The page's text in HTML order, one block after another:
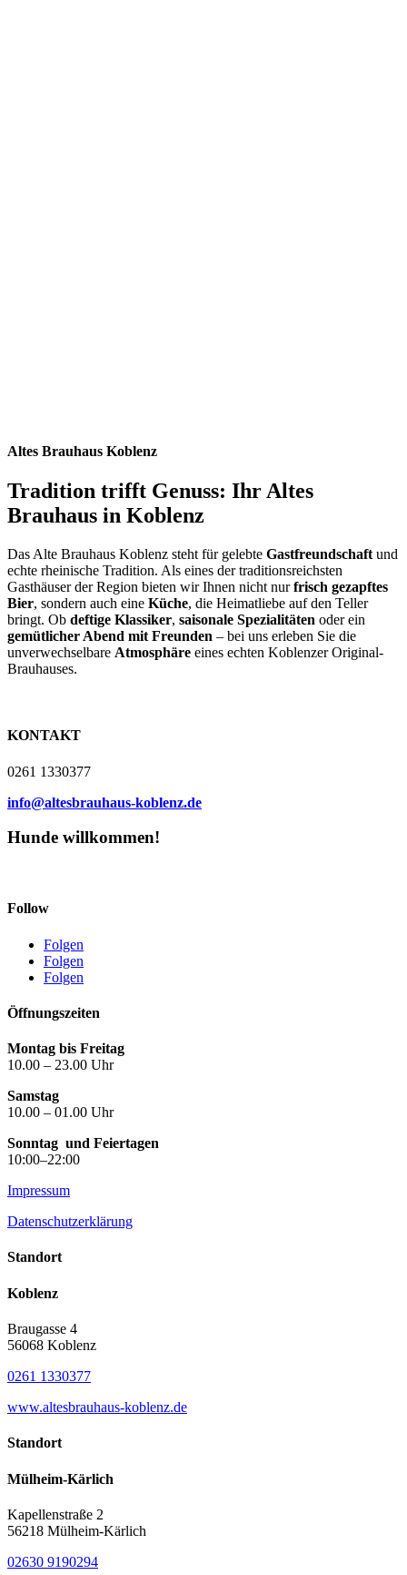
Altes Brauhaus Koblenz
Tradition trifft Genuss: Ihr Altes
Brauhaus in Koblenz
Das Alte Brauhaus Koblenz steht für gelebte Gastfreundschaft und
echte rheinische Tradition. Als eines der traditionsreichsten
Gasthäuser der Region bieten wir Ihnen nicht nurfrisch gezapftes
Bier, sondern auch eine Küche, die Heimatliebe auf den Teller
bringt. Ob deftige Klassiker, saisonale Spezialitäten oder ein
gemütlicher Abend mit Freunden – bei uns erleben Sie die
unverwechselbare Atmosphäre eines echten Koblenzer Original-
Brauhauses.
KONTAKT
0261 1330377
info@altesbrauhaus-koblenz.de
Hunde willkommen!
Follow
Folgen
Folgen
Folgen
Öffnungszeiten
Montag bis Freitag
10.00 – 23.00 Uhr
Samstag
10.00 – 01.00 Uhr
Sonntag und Feiertagen
10:00–22:00
Impressum
Datenschutzerklärung
Standort
Koblenz
Braugasse 4
56068 Koblenz
0261 1330377
www.altesbrauhaus-koblenz.de
Standort
Mülheim-Kärlich
Kapellenstraße 2
56218 Mülheim-Kärlich
02630 9190294